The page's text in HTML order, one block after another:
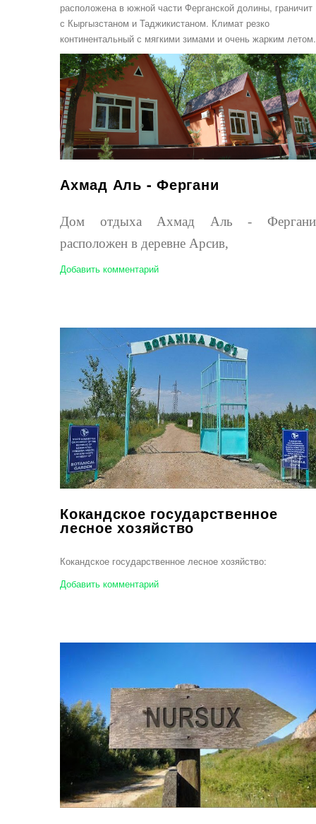
расположена в южной части Ферганской долины, граничит
с Кыргызстаном и Таджикистаном. Климат резко
континентальный с мягкими зимами и очень жарким летом.
Ахмад Аль - Фергани
Дом отдыха Ахмад Аль - Фергани
расположен в деревне Арсив,
Добавить комментарий
Кокандское государственное
лесное хозяйство
Кокандское государственное лесное хозяйство:
Добавить комментарий